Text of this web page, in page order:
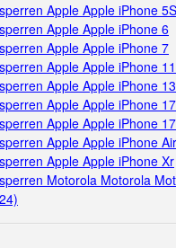
Apple Apple iPhone 5S
Apple Apple iPhone 6
Apple Apple iPhone 7
Apple Apple iPhone
Apple Apple iPhone
Apple Apple iPhone 17
Apple Apple iPhone
Apple Apple iPhone Air
Apple Apple iPhone Xr
Motorola Motorola